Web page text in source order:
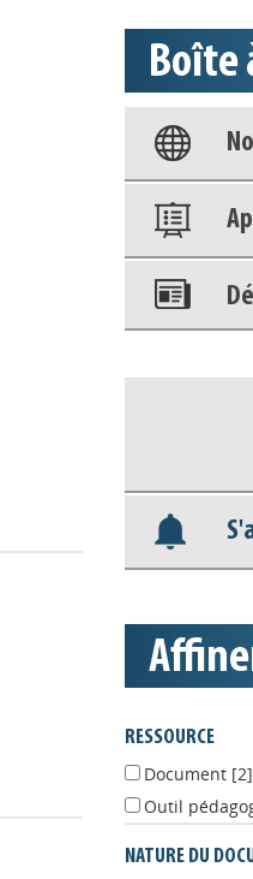
Boîte
RESSOURCE
Document [2]
Outil
NATURE DU